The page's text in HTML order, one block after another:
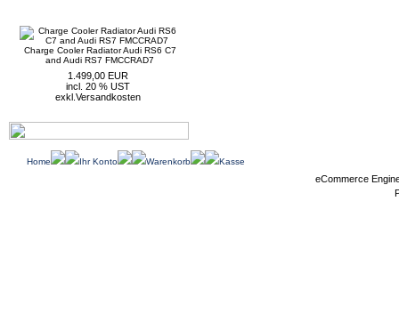
Charge Cooler Radiator Audi RS6 C7
and Audi RS7 FMCCRAD7
1.499,00 EUR
incl. 20 % UST
exkl. Versandkosten
Home Ihr Konto Warenkorb Kasse
eCommerce